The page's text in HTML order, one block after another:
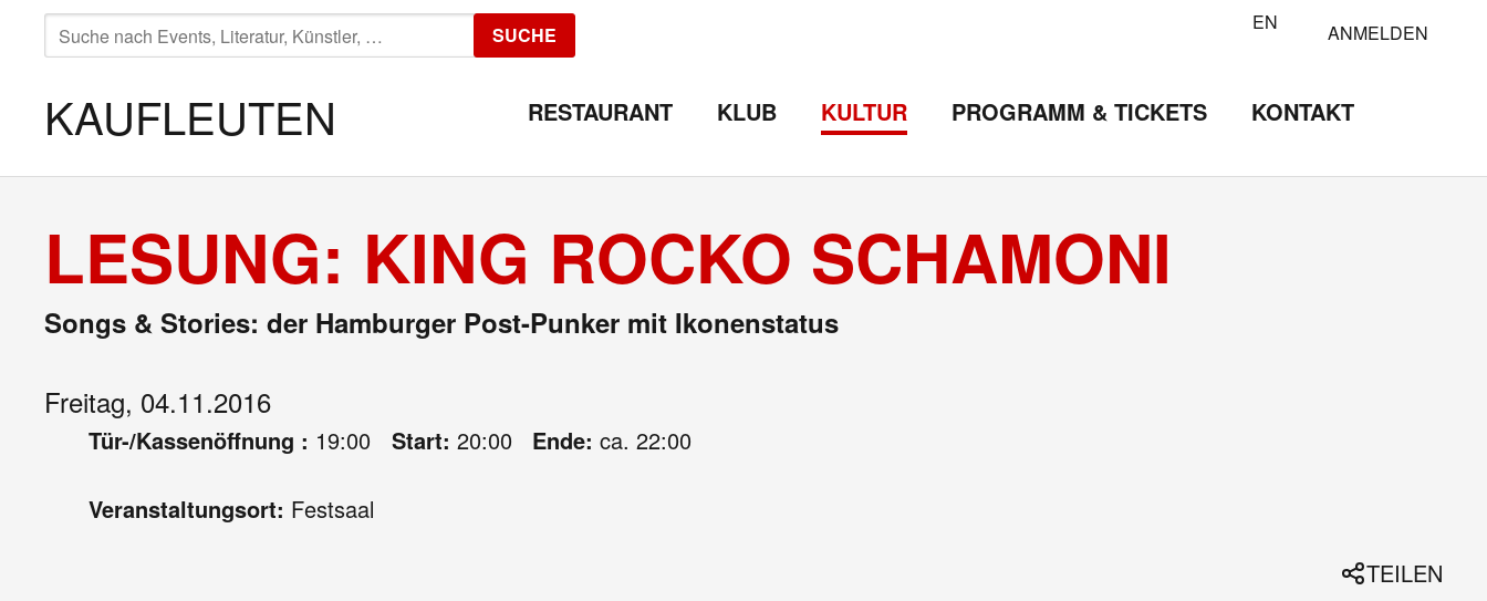
SUCHE
NACH:
SUCHE EN ANMELDEN
KAUFLEUTEN RESTAURANT KLUB KULTUR PROGRAMM & TICKETS KONTAKT
LESUNG: KING ROCKO SCHAMONI
Songs & Stories: der Hamburger Post-Punker mit Ikonenstatus
Freitag, 04.11.2016
Tür-/Kassenöffnung : 19:00 Start: 20:00 Ende: ca. 22:00
Veranstaltungsort: Festsaal
TEILEN